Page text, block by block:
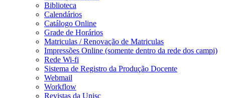
Biblioteca
Calendários
Catálogo Online
Grade de Horários
Matriculas / Renovação de Matriculas
Impressões Online (somente dentro da rede dos campi)
Rede Wi-fi
Sistema de Registro da Produção Docente
Webmail
Workflow
Revistas da Unisc